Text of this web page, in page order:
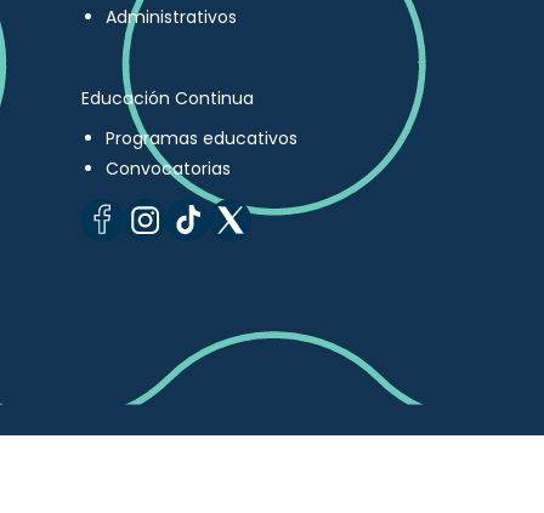
Administrativos
Educación Continua
Programas educativos
Convocatorias